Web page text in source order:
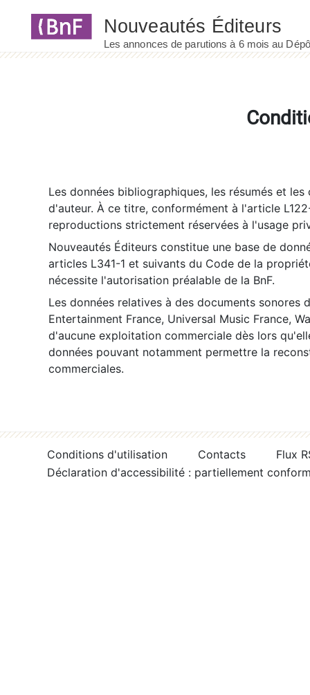
Les données bibliographiques, les résumés et
d'auteur. À ce titre, conformément à l'article
reproductions strictement réservées à l'usage
Nouveautés Éditeurs constitue une base de
articles L341-1 et suivants du Code de la
nécessite l'autorisation préalable de la BnF.
Les données relatives à des documents sonores
Entertainment France, Universal Music France,
d'aucune exploitation commerciale dès lors
données pouvant notamment permettre la
commerciales.
Conditions d'utilisation Contacts
Flux
Déclaration d'accessibilité : partiellement